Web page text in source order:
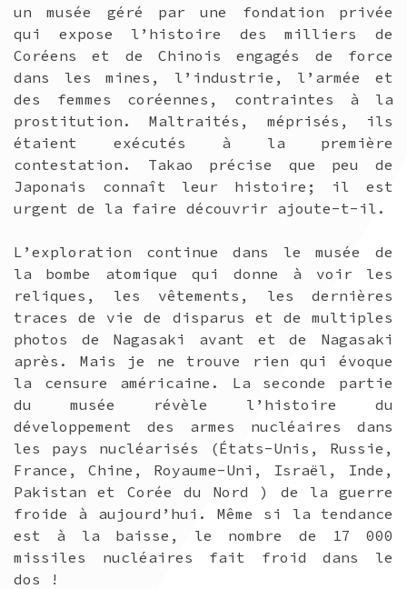
un musée géré par une fondation privée
qui expose l’histoire des milliers de
Coréens et de Chinois engagés de force
dans les mines, l’industrie, l’armée et
des femmes coréennes, contraintes à la
prostitution. Maltraités, méprisés, ils
étaient exécutés à la première
contestation. Takao précise que peu de
Japonais connaît leur histoire; il est
urgent de la faire découvrir ajoute-t-il.
L’exploration continue dans le musée de
la bombe atomique qui donne à voir les
reliques, les vêtements, les dernières
traces de vie de disparus et de multiples
photos de Nagasaki avant et de Nagasaki
après. Mais je ne trouve rien qui évoque
la censure américaine. La seconde partie
du musée révèle l’histoire du
développement des armes nucléaires dans
les pays nucléarisés (États-Unis, Russie,
France, Chine, Royaume-Uni, Israël, Inde,
Pakistan et Corée du Nord ) de la guerre
froide à aujourd’hui. Même si la tendance
est à la baisse, le nombre de 17 000
missiles nucléaires fait froid dans le
dos !